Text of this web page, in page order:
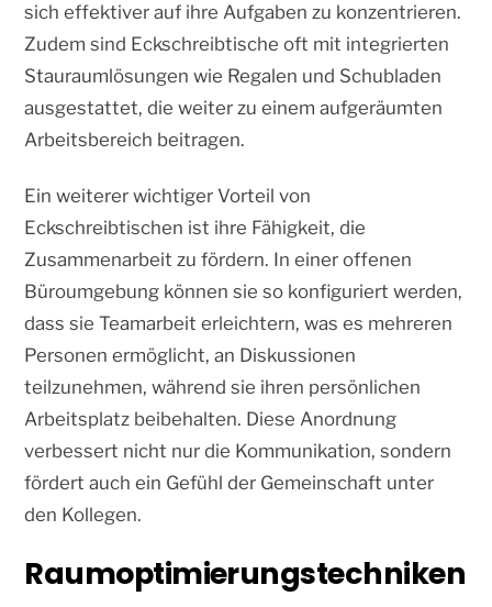
sich effektiver auf ihre Aufgaben zu konzentrieren.
Zudem sind Eckschreibtische oft mit integrierten
Stauraumlösungen wie Regalen und Schubladen
ausgestattet, die weiter zu einem aufgeräumten
Arbeitsbereich beitragen.
Ein weiterer wichtiger Vorteil von
Eckschreibtischen ist ihre Fähigkeit, die
Zusammenarbeit zu fördern. In einer offenen
Büroumgebung können sie so konfiguriert werden,
dass sie Teamarbeit erleichtern, was es mehreren
Personen ermöglicht, an Diskussionen
teilzunehmen, während sie ihren persönlichen
Arbeitsplatz beibehalten. Diese Anordnung
verbessert nicht nur die Kommunikation, sondern
fördert auch ein Gefühl der Gemeinschaft unter
den Kollegen.
Raumoptimierungstechniken